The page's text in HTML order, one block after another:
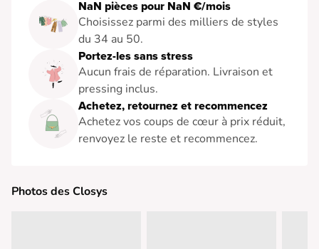
NaN pièces pour NaN €/mois
Choisissez parmi des milliers de styles
du 34 au 50.
Portez-les sans stress
Aucun frais de réparation. Livraison et
pressing inclus.
Achetez, retournez et recommencez
Achetez vos coups de cœur à prix réduit,
renvoyez le reste et recommencez.
Photos des Closys